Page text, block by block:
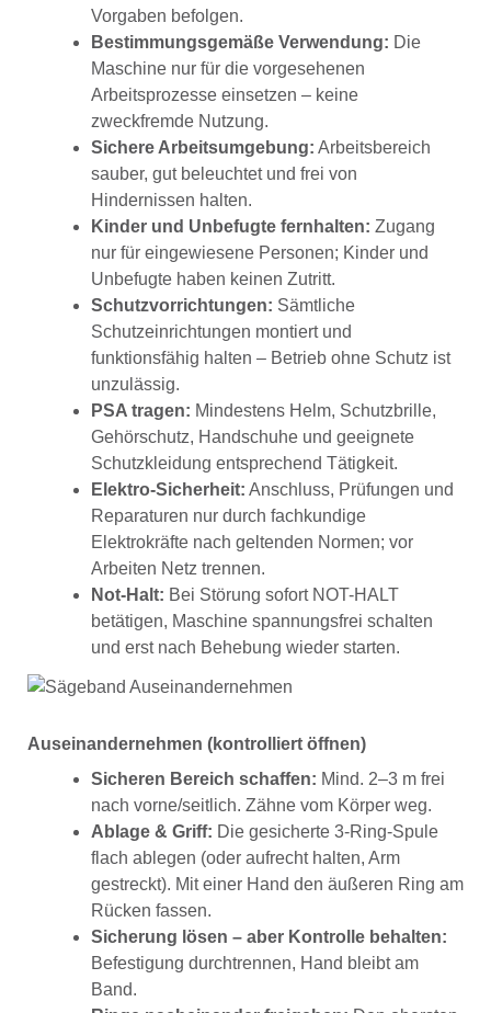
Vorgaben befolgen.
Bestimmungsgemäße Verwendung: Die
Maschine nur für die vorgesehenen
Arbeitsprozesse einsetzen – keine
zweckfremde Nutzung.
Sichere Arbeitsumgebung: Arbeitsbereich
sauber, gut beleuchtet und frei von
Hindernissen halten.
Kinder und Unbefugte fernhalten: Zugang
nur für eingewiesene Personen; Kinder und
Unbefugte haben keinen Zutritt.
Schutzvorrichtungen: Sämtliche
Schutzeinrichtungen montiert und
funktionsfähig halten – Betrieb ohne Schutz ist
unzulässig.
PSA tragen: Mindestens Helm, Schutzbrille,
Gehörschutz, Handschuhe und geeignete
Schutzkleidung entsprechend Tätigkeit.
Elektro-Sicherheit: Anschluss, Prüfungen und
Reparaturen nur durch fachkundige
Elektrokräfte nach geltenden Normen; vor
Arbeiten Netz trennen.
Not-Halt: Bei Störung sofort NOT-HALT
betätigen, Maschine spannungsfrei schalten
und erst nach Behebung wieder starten.
Auseinandernehmen (kontrolliert öffnen)
Sicheren Bereich schaffen: Mind. 2–3 m frei
nach vorne/seitlich. Zähne vom Körper weg.
Ablage & Griff: Die gesicherte 3-Ring-Spule
flach ablegen (oder aufrecht halten, Arm
gestreckt). Mit einer Hand den äußeren Ring am
Rücken fassen.
Sicherung lösen – aber Kontrolle behalten:
Befestigung durchtrennen, Hand bleibt am
Band.